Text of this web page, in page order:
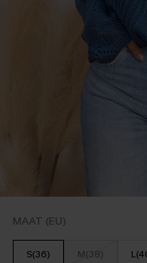
MAAT (EU)
S(36) M(38)